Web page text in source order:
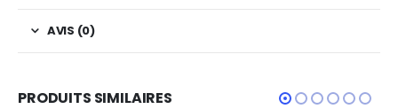
AVIS (0)
PRODUITS SIMILAIRES